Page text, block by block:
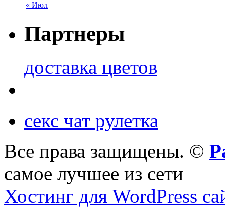
« Июл
Партнеры
доставка цветов
секс чат рулетка
Все права защищены. ©
самое лучшее из сети
Хостинг для WordPress